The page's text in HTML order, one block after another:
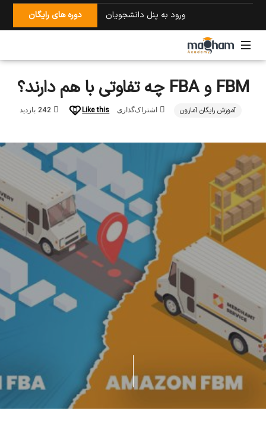
ورود به پنل دانشجویان دوره های رایگان
با
مقام
FBM و FBA چه تفاوتی با هم دارند؟
آموزش رایگان آمازون اشتراک‌گذاری Like this